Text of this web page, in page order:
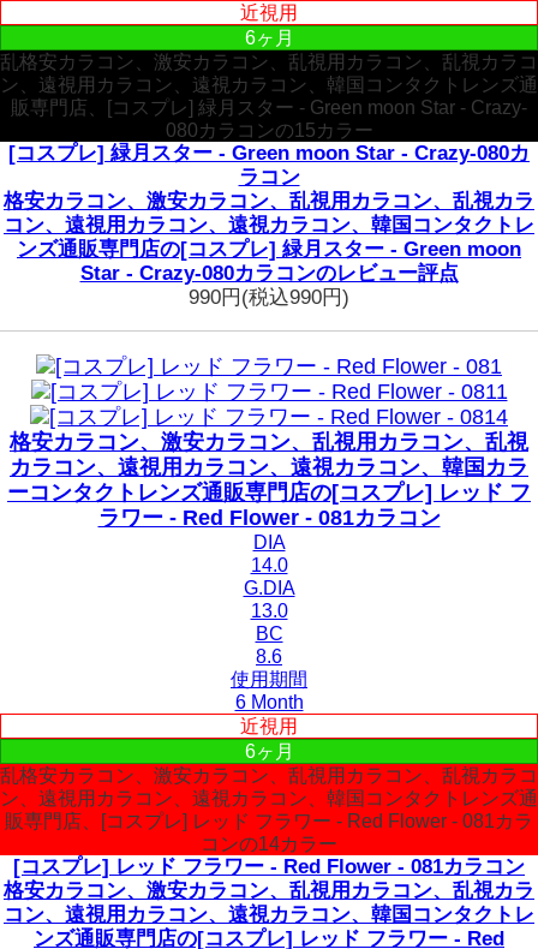
近視用
6ヶ月
乱格安カラコン、激安カラコン、乱視用カラコン、乱視カラコ
ン、遠視用カラコン、遠視カラコン、韓国コンタクトレンズ通
販専門店、[コスプレ] 緑月スター - Green moon Star - Crazy-
080カラコンの15カラー
[コスプレ] 緑月スター - Green moon Star - Crazy-080カ
ラコン
格安カラコン、激安カラコン、乱視用カラコン、乱視カラ
コン、遠視用カラコン、遠視カラコン、韓国コンタクトレ
ンズ通販専門店の[コスプレ] 緑月スター - Green moon
Star - Crazy-080カラコンのレビュー評点
990円 (税込990円)
格安カラコン、激安カラコン、乱視用カラコン、乱視
カラコン、遠視用カラコン、遠視カラコン、韓国カラ
ーコンタクトレンズ通販専門店の[コスプレ] レッド フ
ラワー - Red Flower - 081カラコン
DIA
14.0
G.DIA
13.0
BC
8.6
使用期間
6 Month
近視用
6ヶ月
乱格安カラコン、激安カラコン、乱視用カラコン、乱視カラコ
ン、遠視用カラコン、遠視カラコン、韓国コンタクトレンズ通
販専門店、[コスプレ] レッド フラワー - Red Flower - 081カラ
コンの14カラー
[コスプレ] レッド フラワー - Red Flower - 081カラコン
格安カラコン、激安カラコン、乱視用カラコン、乱視カラ
コン、遠視用カラコン、遠視カラコン、韓国コンタクトレ
ンズ通販専門店の[コスプレ] レッド フラワー - Red